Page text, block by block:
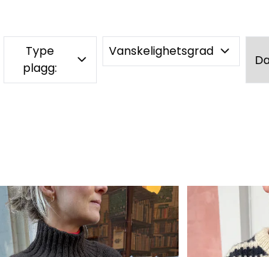
Type
plagg:
Vanskelighetsgrad